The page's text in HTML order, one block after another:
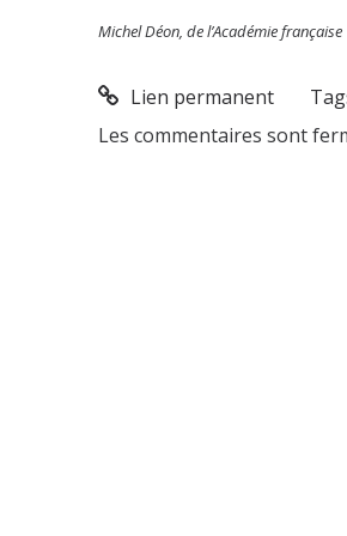
Michel Déon, de l’Académie française
Lien permanent
Les commentaires sont